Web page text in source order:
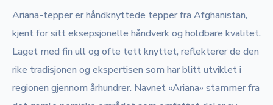
Ariana-tepper er håndknyttede tepper fra Afghanistan,
kjent for sitt eksepsjonelle håndverk og holdbare kvalitet.
Laget med fin ull og ofte tett knyttet, reflekterer de den
rike tradisjonen og ekspertisen som har blitt utviklet i
regionen gjennom århundrer. Navnet «Ariana» stammer fra